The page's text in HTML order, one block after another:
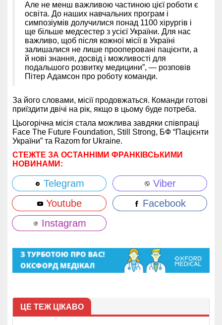
Але не менш важливою частиною цієї роботи є
освіта. До наших навчальних програм і
симпозіумів долучилися понад 1100 хірургів і
ще більше медсестер з усієї України. Для нас
важливо, щоб після кожної місії в Україні
залишалися не лише прооперовані пацієнти, а
й нові знання, досвід і можливості для
подальшого розвитку медицини”, — розповів
Пітер Адамсон про роботу команди.
За його словами, місії продовжаться. Команди готові
приїздити двічі на рік, якщо в цьому буде потреба.
Цьогорічна місія стала можлива завдяки співпраці
Face The Future Foundation, Still Strong, БФ “Пацієнти
України” та Razom for Ukraine.
СТЕЖТЕ ЗА ОСТАННІМИ ФРАНКІВСЬКИМИ
НОВИНАМИ:
Telegram
Viber
Youtube
Facebook
Instagram
ЦЕ ТЕЖ ЦІКАВО